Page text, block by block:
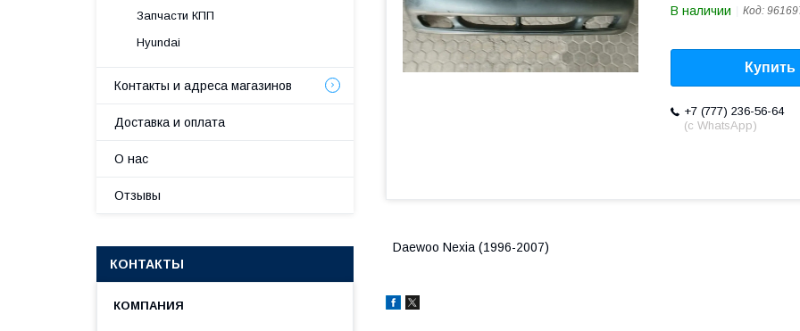
В наличии Код:
Купить
+7 (777) 236-56-64
(с WhatsApp)
Daewoo Nexia (1996-2007)
Запчасти КПП
Hyundai
Контакты и адреса магазинов
Доставка и оплата
О нас
Отзывы
КОНТАКТЫ